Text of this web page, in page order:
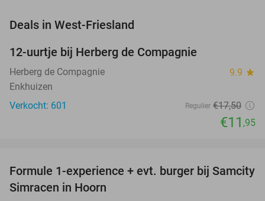
Deals in West-Friesland
12-uurtje bij Herberg de Compagnie
Herberg de Compagnie 9.9 star
Enkhuizen
Verkocht: 601
Regulier €17,50
€11 ,95
29%
Formule 1-experience + evt. burger bij Samcity
Simracen in Hoorn